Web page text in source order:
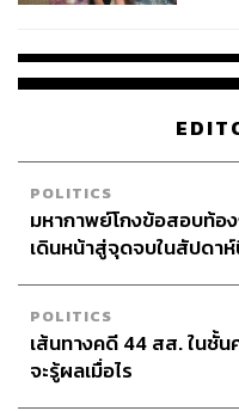
กองบ
ณา
ช่างภ
POLITICS
มหากาพย์โกงข้อสอบท้อ
เดินหน้าสู่จุดจบในสัปดา
POLITICS
เส้นทางคดี 44 สส. ในชั้
จะรู้ผลเมื่อไร